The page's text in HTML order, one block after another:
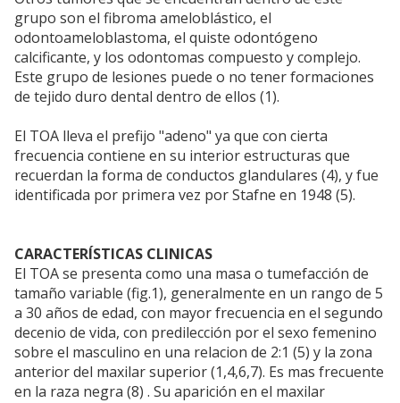
grupo son el fibroma ameloblástico, el
odontoameloblastoma, el quiste odontógeno
calcificante, y los odontomas compuesto y complejo.
Este grupo de lesiones puede o no tener formaciones
de tejido duro dental dentro de ellos (1).
El TOA lleva el prefijo "adeno" ya que con cierta
frecuencia contiene en su interior estructuras que
recuerdan la forma de conductos glandulares (4), y fue
identificada por primera vez por Stafne en 1948 (5).
CARACTERÍSTICAS CLINICAS
El TOA se presenta como una masa o tumefacción de
tamaño variable (fig.1), generalmente en un rango de 5
a 30 años de edad, con mayor frecuencia en el segundo
decenio de vida, con predilección por el sexo femenino
sobre el masculino en una relacion de 2:1 (5) y la zona
anterior del maxilar superior (1,4,6,7). Es mas frecuente
en la raza negra (8) . Su aparición en el maxilar